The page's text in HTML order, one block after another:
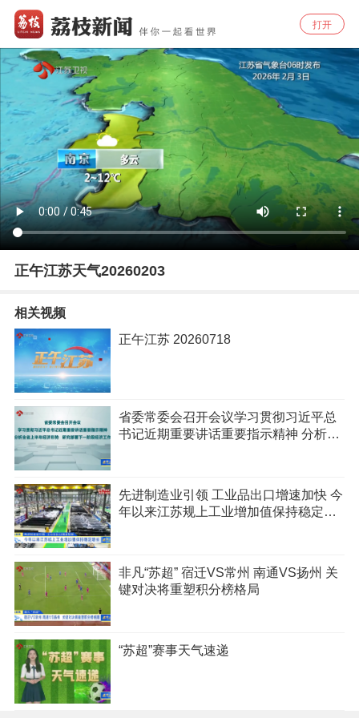
打开
正午江苏天气20260203
相关视频
正午江苏 20260718
省委常委会召开会议学习贯彻习近平总
书记近期重要讲话重要指示精神 分析全
先进制造业引领 工业品出口增速加快 今
年以来江苏规上工业增加值保持稳定增
非凡“苏超” 宿迁VS常州 南通VS扬州 关
键对决将重塑积分榜格局
“苏超”赛事天气速递